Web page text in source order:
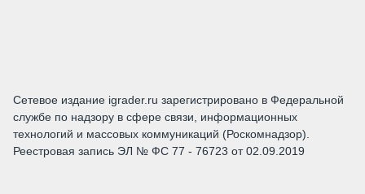
Сетевое издание igrader.ru зарегистрировано в Федеральной
службе по надзору в сфере связи, информационных
технологий и массовых коммуникаций (Роскомнадзор).
Реестровая запись ЭЛ № ФС 77 - 76723 от 02.09.2019